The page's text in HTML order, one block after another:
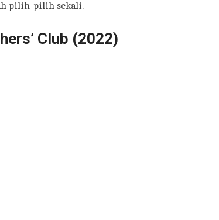
pilih-pilih sekali.
Club (2022)